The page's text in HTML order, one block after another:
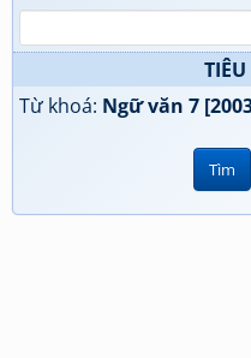
Từ khoá: Ngữ văn 7